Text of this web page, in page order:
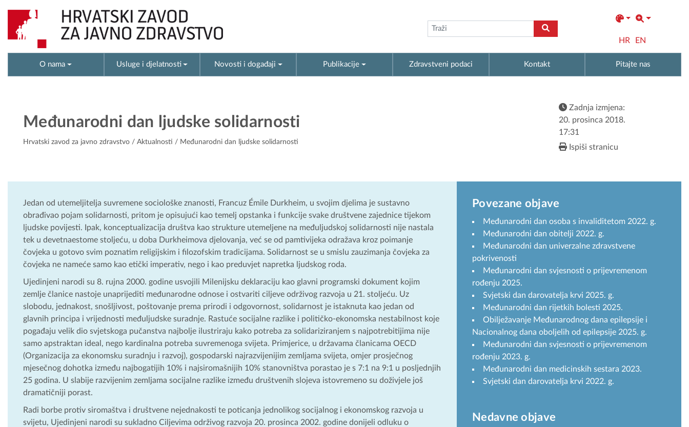
HR EN
O nama Usluge i djelatnosti Novosti i događaji Publikacije Zdravstveni podaci Kontakt Pitajte nas
Međunarodni dan ljudske solidarnosti
Hrvatski zavod za javno zdravstvo / Aktualnosti / Međunarodni dan ljudske solidarnosti
Zadnja izmjena:
20. prosinca 2018.
17:31
Ispiši stranicu
Jedan od utemeljitelja suvremene sociološke znanosti, Francuz Émile Durkheim, u svojim djelima je sustavno
obrađivao pojam solidarnosti, pritom je opisujući kao temelj opstanka i funkcije svake društvene zajednice tijekom
ljudske povijesti. Ipak, konceptualizacija društva kao strukture utemeljene na međuljudskoj solidarnosti nije nastala
tek u devetnaestome stoljeću, u doba Durkheimova djelovanja, već se od pamtivijeka odražava kroz poimanje
čovjeka u gotovo svim poznatim religijskim i filozofskim tradicijama. Solidarnost se u smislu zauzimanja čovjeka za
čovjeka ne nameće samo kao etički imperativ, nego i kao preduvjet napretka ljudskog roda.
Ujedinjeni narodi su 8. rujna 2000. godine usvojili Milenijsku deklaraciju kao glavni programski dokument kojim
zemlje članice nastoje unaprijediti međunarodne odnose i ostvariti ciljeve održivog razvoja u 21. stoljeću. Uz
slobodu, jednakost, snošljivost, poštovanje prema prirodi i odgovornost, solidarnost je istaknuta kao jedan od
glavnih principa i vrijednosti međuljudske suradnje. Rastuće socijalne razlike i političko-ekonomska nestabilnost koje
pogađaju velik dio svjetskoga pučanstva najbolje ilustriraju kako potreba za solidariziranjem s najpotrebitijima nije
samo apstraktan ideal, nego kardinalna potreba suvremenoga svijeta. Primjerice, u državama članicama OECD
(Organizacija za ekonomsku suradnju i razvoj), gospodarski najrazvijenijim zemljama svijeta, omjer prosječnog
mjesečnog dohotka između najbogatijih 10% i najsiromašnijih 10% stanovništva porastao je s 7:1 na 9:1 u posljednjih
25 godina. U slabije razvijenim zemljama socijalne razlike između društvenih slojeva istovremeno su doživjele još
dramatičniji porast.
Radi borbe protiv siromaštva i društvene nejednakosti te poticanja jednolikog socijalnog i ekonomskog razvoja u
svijetu, Ujedinjeni narodi su sukladno Ciljevima održivog razvoja 20. prosinca 2002. godine donijeli odluku o
Povezane objave
Međunarodni dan osoba s invaliditetom 2022. g.
Međunarodni dan obitelji 2022. g.
Međunarodni dan univerzalne zdravstvene
pokrivenosti
Međunarodni dan svjesnosti o prijevremenom
rođenju 2025.
Svjetski dan darovatelja krvi 2025. g.
Međunarodni dan rijetkih bolesti 2025.
Obilježavanje Međunarodnog dana epilepsije i
Nacionalnog dana oboljelih od epilepsije 2025. g.
Međunarodni dan svjesnosti o prijevremenom
rođenju 2023. g.
Međunarodni dan medicinskih sestara 2023.
Svjetski dan darovatelja krvi 2022. g.
Nedavne objave